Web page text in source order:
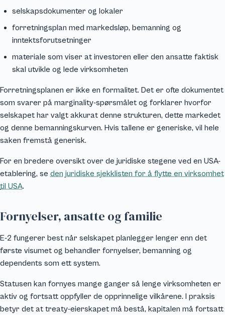
selskapsdokumenter og lokaler
forretningsplan med markedsløp, bemanning og
inntektsforutsetninger
materiale som viser at investoren eller den ansatte faktisk
skal utvikle og lede virksomheten
Forretningsplanen er ikke en formalitet. Det er ofte dokumentet
som svarer på marginality-spørsmålet og forklarer hvorfor
selskapet har valgt akkurat denne strukturen, dette markedet
og denne bemanningskurven. Hvis tallene er generiske, vil hele
saken fremstå generisk.
For en bredere oversikt over de juridiske stegene ved en USA-
etablering, se den juridiske sjekklisten for å flytte en virksomhet
til USA.
Fornyelser, ansatte og familie
E-2 fungerer best når selskapet planlegger lenger enn det
første visumet og behandler fornyelser, bemanning og
dependents som ett system.
Statusen kan fornyes mange ganger så lenge virksomheten er
aktiv og fortsatt oppfyller de opprinnelige vilkårene. I praksis
betyr det at treaty-eierskapet må bestå, kapitalen må fortsatt